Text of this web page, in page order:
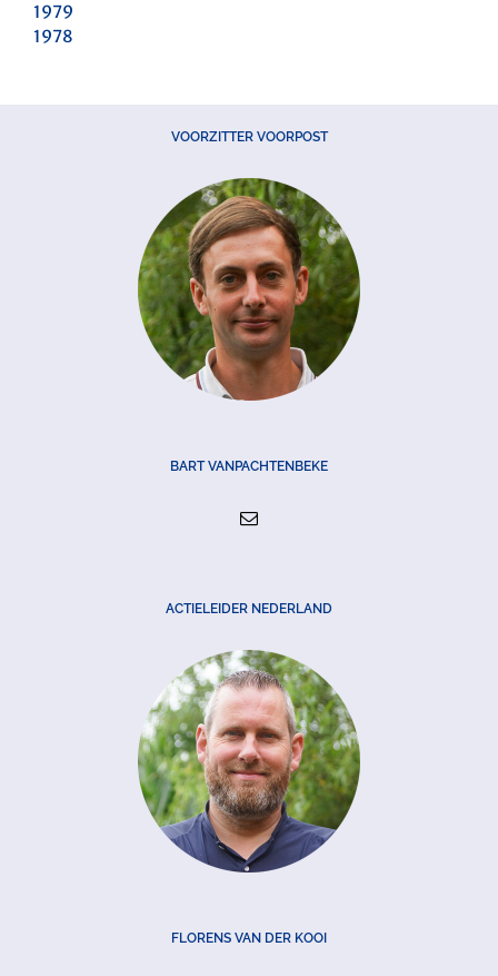
1979
1978
VOORZITTER VOORPOST
BART VANPACHTENBEKE
ACTIELEIDER NEDERLAND
FLORENS VAN DER KOOI